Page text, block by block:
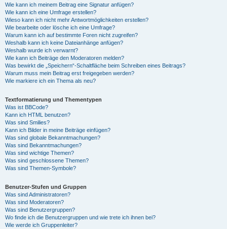
Wie kann ich meinem Beitrag eine Signatur anfügen?
Wie kann ich eine Umfrage erstellen?
Wieso kann ich nicht mehr Antwortmöglichkeiten erstellen?
Wie bearbeite oder lösche ich eine Umfrage?
Warum kann ich auf bestimmte Foren nicht zugreifen?
Weshalb kann ich keine Dateianhänge anfügen?
Weshalb wurde ich verwarnt?
Wie kann ich Beiträge den Moderatoren melden?
Was bewirkt die „Speichern“-Schaltfläche beim Schreiben eines Beitrags?
Warum muss mein Beitrag erst freigegeben werden?
Wie markiere ich ein Thema als neu?
Textformatierung und Thementypen
Was ist BBCode?
Kann ich HTML benutzen?
Was sind Smilies?
Kann ich Bilder in meine Beiträge einfügen?
Was sind globale Bekanntmachungen?
Was sind Bekanntmachungen?
Was sind wichtige Themen?
Was sind geschlossene Themen?
Was sind Themen-Symbole?
Benutzer-Stufen und Gruppen
Was sind Administratoren?
Was sind Moderatoren?
Was sind Benutzergruppen?
Wo finde ich die Benutzergruppen und wie trete ich ihnen bei?
Wie werde ich Gruppenleiter?